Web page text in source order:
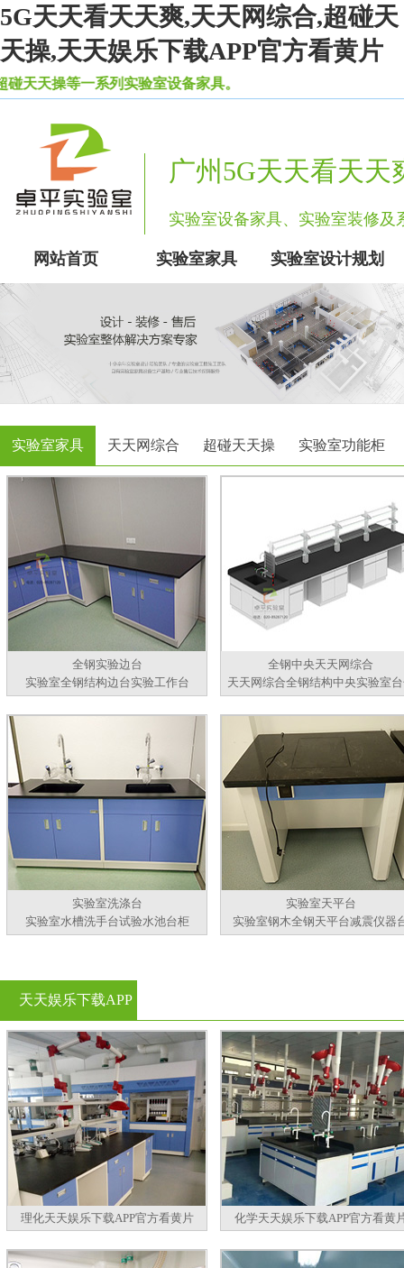
5G天天看天天爽,天天网综合,超碰天
天操,天天娱乐下载APP官方看黄片
操等一系列实验室设备家具。
广州5G天天看天
实验室设备家具、实验室装修
网站首页 实验室家具 实验室设计规划
实验室家具 天天网综合 超碰天天操 实验室功能柜
全钢实验边台
实验室全钢结构边台实验工作台
全钢中央天天网综合
天天网综合全钢结构中央实验室
实验室洗涤台
实验室水槽洗手台试验水池台柜
实验室天平台
实验室钢木全钢天平台减震仪器
天天娱乐下载APP
官方看黄片
理化天天娱乐下载APP官方看黄片 化学天天娱乐下载APP官方看黄